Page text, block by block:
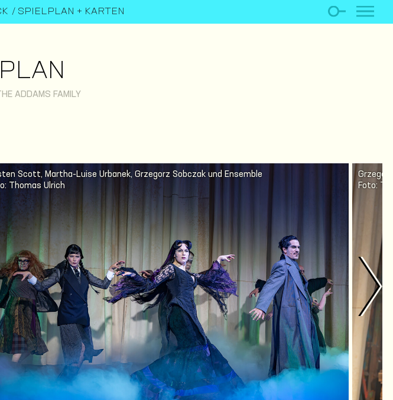
SPIELPLAN + KARTEN
THE ADDAMS FAMILY
Scott, Martha-Luise Urbanek, Grzegorz Sobczak und Ensemble
Thomas Ulrich
Foto: